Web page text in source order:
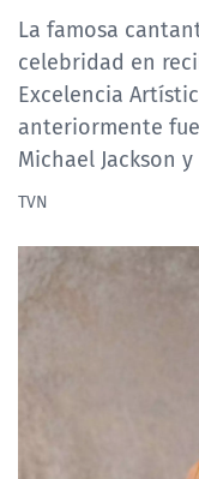
TVN VERTICAL
TVN PLAY
PROGRAMAS
TELESERIES
NTV
ACTUALIDAD Y
CORPORATIVO Y
CANAL DE
La famosa
celebridad en
Excelencia
anteriormente
Michael Jackson
TVN